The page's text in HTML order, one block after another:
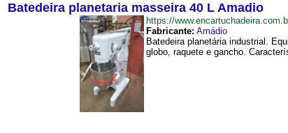
Batedeira planetaria masseira 40 L Amadio
https://
Fabricante: Amádio
Batedeira planetária industrial.
globo, raquete e gancho.